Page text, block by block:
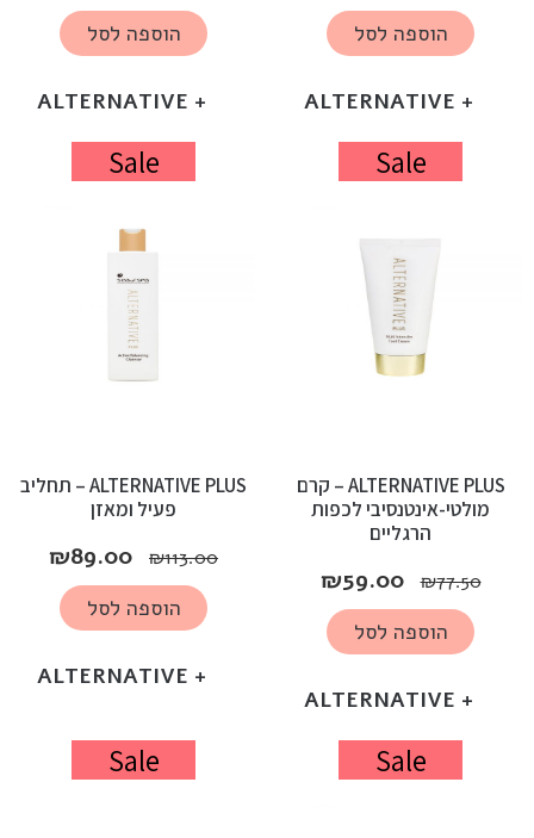
+ ALTERNATIVE
הוספה לסל
+ ALTERNATIVE
הוספה לסל
Sale
+ ALTERNATIVE
ALTERNATIVE PLUS – קרם
מולטי-אינטנסיבי לכפות
הרגליים
₪77.50
₪59.00
הוספה לסל
Sale
+ ALTERNATIVE
ALTERNATIVE PLUS – תחליב
פעיל ומאזן
₪113.00
₪89.00
הוספה לסל
Sale
Sale